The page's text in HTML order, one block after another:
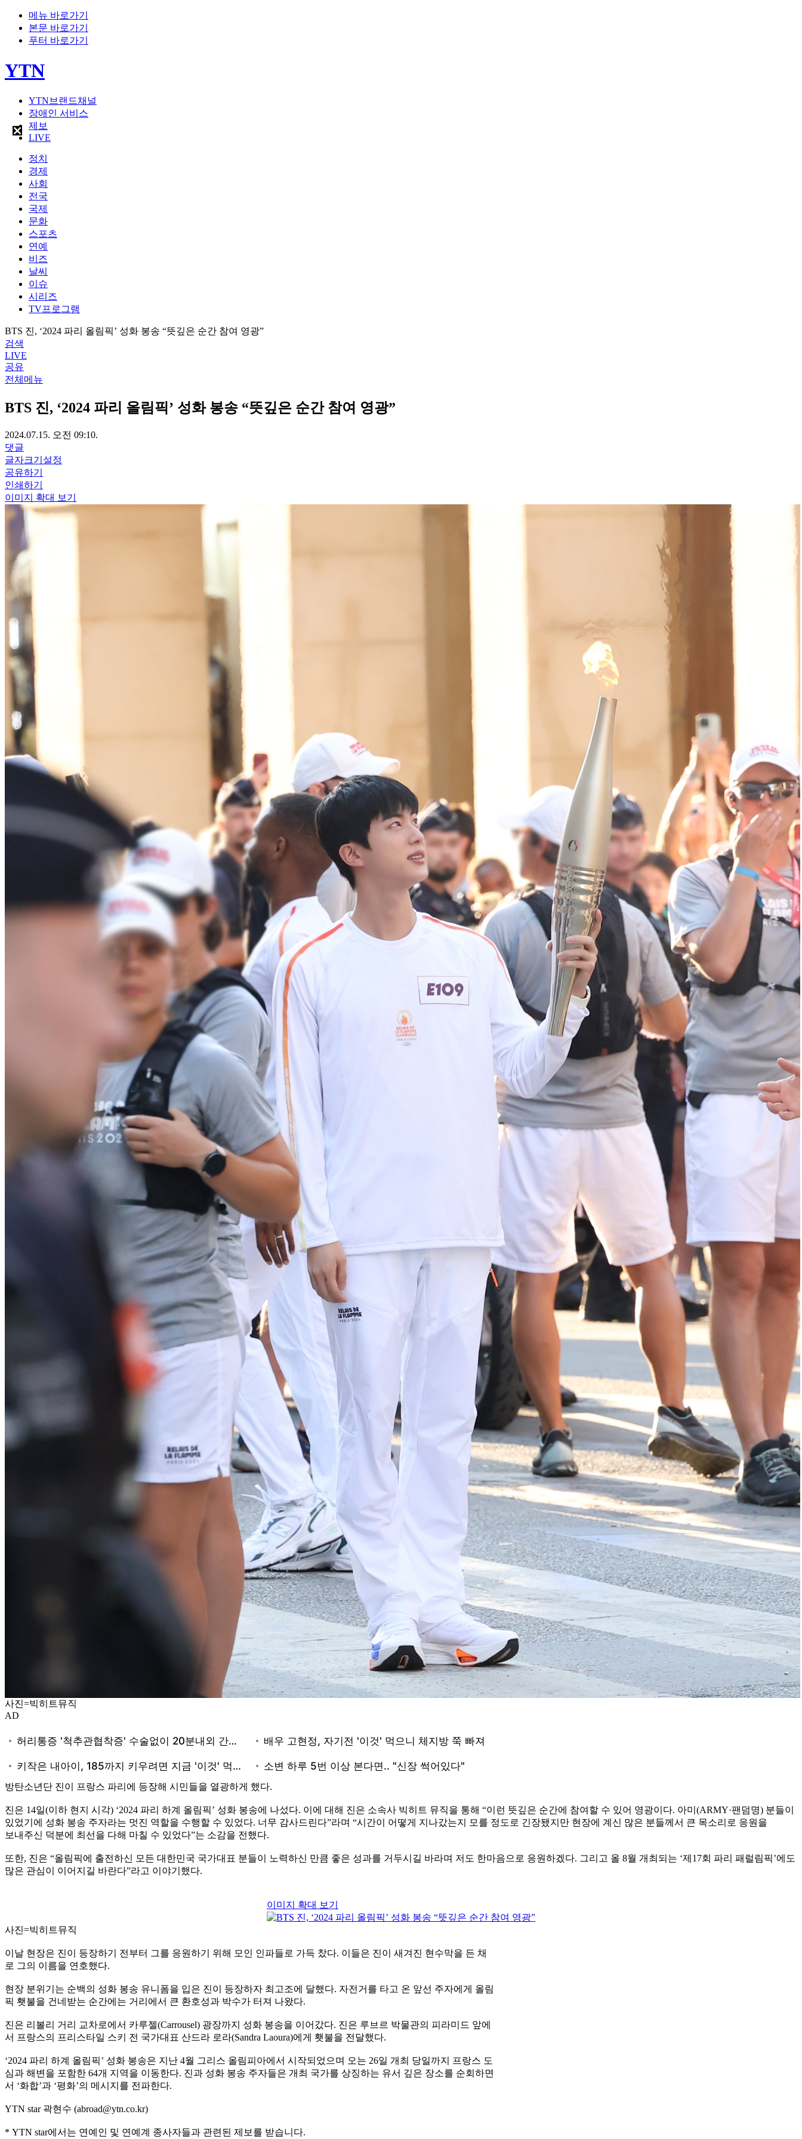
메뉴 바로가기
본문 바로가기
푸터 바로가기
YTN
YTN브랜드채널
장애인 서비스
제보
LIVE
정치
경제
사회
전국
국제
문화
스포츠
연예
비즈
날씨
이슈
시리즈
TV프로그램
BTS 진, ‘2024 파리 올림픽’ 성화 봉송 “뜻깊은 순간 참여 영광”
검색
LIVE
공유
전체메뉴
BTS 진, ‘2024 파리 올림픽’ 성화 봉송 “뜻깊은 순간 참여 영광”
2024.07.15. 오전 09:10.
댓글
글자크기설정
공유하기
인쇄하기
이미지 확대 보기
사진=빅히트뮤직
AD
방탄소년단 진이 프랑스 파리에 등장해 시민들을 열광하게 했다.
진은 14일(이하 현지 시각) ‘2024 파리 하계 올림픽’ 성화 봉송에 나섰다. 이에 대해 진은 소속사 빅히트 뮤직을 통해 “이런 뜻깊은 순간에 참여할 수 있어 영광이다. 아미(ARMY·팬덤명) 분들이
있었기에 성화 봉송 주자라는 멋진 역할을 수행할 수 있었다. 너무 감사드린다”라며 “시간이 어떻게 지나갔는지 모를 정도로 긴장됐지만 현장에 계신 많은 분들께서 큰 목소리로 응원을
보내주신 덕분에 최선을 다해 마칠 수 있었다”는 소감을 전했다.
또한, 진은 “올림픽에 출전하신 모든 대한민국 국가대표 분들이 노력하신 만큼 좋은 성과를 거두시길 바라며 저도 한마음으로 응원하겠다. 그리고 올 8월 개최되는 ‘제17회 파리 패럴림픽’에도
많은 관심이 이어지길 바란다”라고 이야기했다.
이미지 확대 보기
사진=빅히트뮤직
이날 현장은 진이 등장하기 전부터 그를 응원하기 위해 모인 인파들로 가득 찼다. 이들은 진이 새겨진 현수막을 든 채
로 그의 이름을 연호했다.
현장 분위기는 순백의 성화 봉송 유니폼을 입은 진이 등장하자 최고조에 달했다. 자전거를 타고 온 앞선 주자에게 올림
픽 횃불을 건네받는 순간에는 거리에서 큰 환호성과 박수가 터져 나왔다.
진은 리볼리 거리 교차로에서 카루젤(Carrousel) 광장까지 성화 봉송을 이어갔다. 진은 루브르 박물관의 피라미드 앞에
서 프랑스의 프리스타일 스키 전 국가대표 산드라 로라(Sandra Laoura)에게 횃불을 전달했다.
‘2024 파리 하계 올림픽’ 성화 봉송은 지난 4월 그리스 올림피아에서 시작되었으며 오는 26일 개최 당일까지 프랑스 도
심과 해변을 포함한 64개 지역을 이동한다. 진과 성화 봉송 주자들은 개최 국가를 상징하는 유서 깊은 장소를 순회하면
서 ‘화합’과 ‘평화’의 메시지를 전파한다.
YTN star 곽현수 (abroad@ytn.co.kr)
* YTN star에서는 연예인 및 연예계 종사자들과 관련된 제보를 받습니다.